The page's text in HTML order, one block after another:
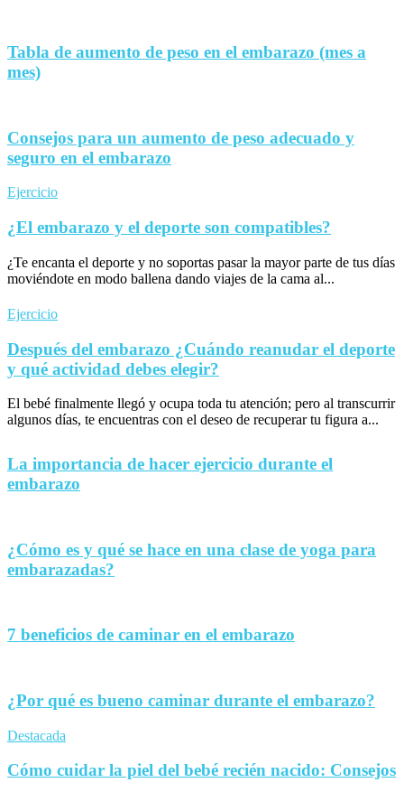
Tabla de aumento de peso en el embarazo (mes a
mes)
Consejos para un aumento de peso adecuado y
seguro en el embarazo
Ejercicio
¿El embarazo y el deporte son compatibles?
¿Te encanta el deporte y no soportas pasar la mayor parte de tus días
moviéndote en modo ballena dando viajes de la cama al...
Ejercicio
Después del embarazo ¿Cuándo reanudar el deporte
y qué actividad debes elegir?
El bebé finalmente llegó y ocupa toda tu atención; pero al transcurrir
algunos días, te encuentras con el deseo de recuperar tu figura a...
La importancia de hacer ejercicio durante el
embarazo
¿Cómo es y qué se hace en una clase de yoga para
embarazadas?
7 beneficios de caminar en el embarazo
¿Por qué es bueno caminar durante el embarazo?
Destacada
Cómo cuidar la piel del bebé recién nacido: Consejos